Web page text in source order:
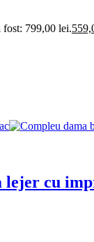
799,00 lei.
lejer cu